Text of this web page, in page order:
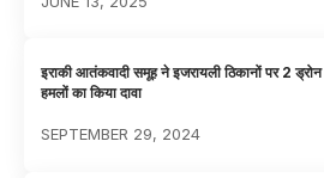
इराकी आतंकवादी समूह ने इजरायली ठिकानों पर 2 ड्रोन
हमलों का किया दावा
SEPTEMBER 29, 2024